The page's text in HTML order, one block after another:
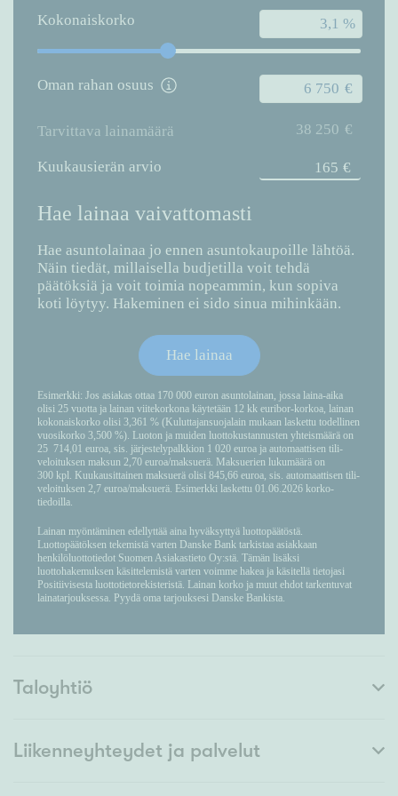
Taloyhtiö
Liikenneyhteydet ja palvelut